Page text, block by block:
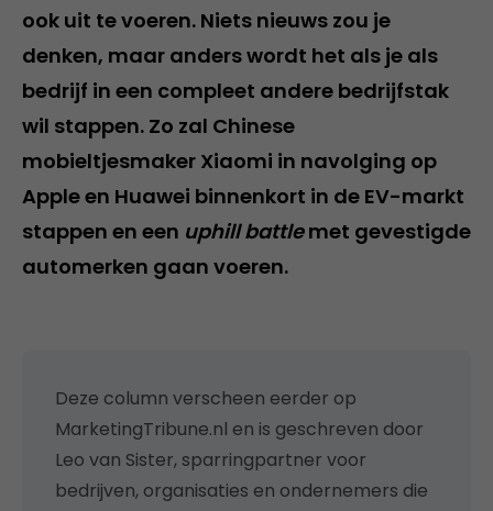
ook uit te voeren. Niets nieuws zou je
denken, maar anders wordt het als je als
bedrijf in een compleet andere bedrijfstak
wil stappen. Zo zal Chinese
mobieltjesmaker Xiaomi in navolging op
Apple en Huawei binnenkort in de EV-markt
stappen en een uphill battlemet gevestigde
automerken gaan voeren.
Deze column verscheen eerder op
MarketingTribune.nl en is geschreven door
Leo van Sister, sparringpartner voor
bedrijven, organisaties en ondernemers die